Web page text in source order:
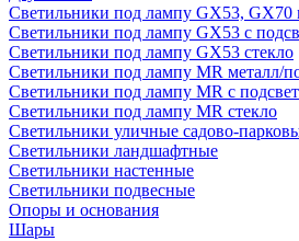
Светильники под лампу GX53, GX70
Светильники под лампу GX53 с
Светильники под лампу GX53 стекло
Светильники под лампу MR металл/
Светильники под лампу MR с
Светильники под лампу MR стекло
Светильники уличные садово-
Светильники ландшафтные
Светильники настенные
Светильники подвесные
Опоры и основания
Шары